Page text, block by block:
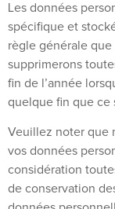
Les données
spécifique et
règle générale
supprimerons
fin de l’année
quelque fin que ce
Veuillez noter que
vos données
considération
de conservation